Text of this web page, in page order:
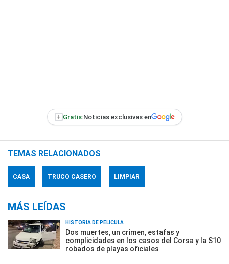
+ Gratis:Noticias exclusivas en
TEMAS RELACIONADOS
CASA TRUCO CASERO LIMPIAR
MÁS LEÍDAS
HISTORIA DE PELÍCULA
Dos muertes, un crimen, estafas y
complicidades en los casos del Corsa y la S10
robados de playas oficiales